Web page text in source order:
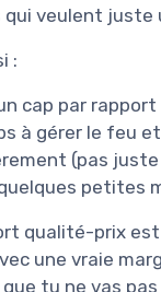
qui veulent
:
cap par
à gérer le feu
(pas juste
qualité-prix
une vraie
tu ne vas